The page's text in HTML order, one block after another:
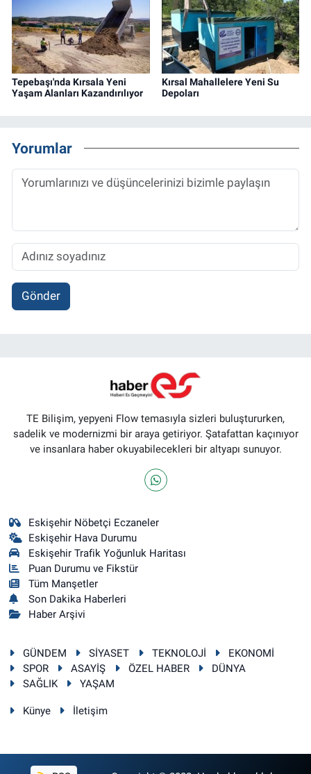
Tepebaşı'nda Kırsala Yeni
Yaşam Alanları Kazandırılıyor
Kırsal Mahallelere Yeni Su
Depoları
Yorumlar
Gönder
TE Bilişim, yepyeni Flow temasıyla sizleri buluştururken,
sadelik ve modernizmi bir araya getiriyor. Şatafattan kaçınıyor
ve insanlara haber okuyabilecekleri bir altyapı sunuyor.
Eskişehir Nöbetçi Eczaneler
Eskişehir Hava Durumu
Eskişehir Trafik Yoğunluk Haritası
Puan Durumu ve Fikstür
Tüm Manşetler
Son Dakika Haberleri
Haber Arşivi
GÜNDEM SİYASET TEKNOLOJİ
EKONOMİ
SPOR
ASAYİŞ ÖZEL HABER
DÜNYA
SAĞLIK
YAŞAM
Künye İletişim